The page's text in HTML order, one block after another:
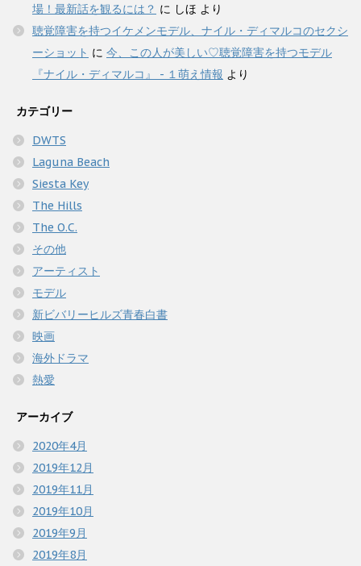
場！最新話を観るには？ に しほ より
聴覚障害を持つイケメンモデル、ナイル・ディマルコのセクシ
ーショット に 今、この人が美しい♡聴覚障害を持つモデル
『ナイル・ディマルコ』 - １萌え情報 より
カテゴリー
DWTS
Laguna Beach
Siesta Key
The Hills
The O.C.
その他
アーティスト
モデル
新ビバリーヒルズ青春白書
映画
海外ドラマ
熱愛
アーカイブ
2020年4月
2019年12月
2019年11月
2019年10月
2019年9月
2019年8月